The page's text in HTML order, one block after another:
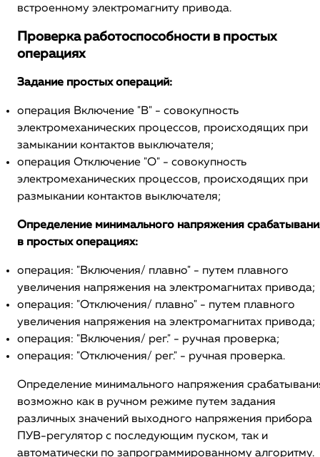
встроенному электромагниту привода.
Проверка работоспособности в простых
операциях
Задание простых операций:
операция Включение "В" - совокупность
электромеханических процессов, происходящих при
замыкании контактов выключателя;
операция Отключение "О" - совокупность
электромеханических процессов, происходящих при
размыкании контактов выключателя;
Определение минимального напряжения
в простых операциях:
операция: "Включения/ плавно" - путем плавного
увеличения напряжения на электромагнитах привода;
операция: "Отключения/ плавно" - путем плавного
увеличения напряжения на электромагнитах привода;
операция: "Включения/ рег." - ручная проверка;
операция: "Отключения/ рег." - ручная проверка.
Определение минимального напряжения
возможно как в ручном режиме путем задания
различных значений выходного напряжения прибора
ПУВ-регулятор с последующим пуском, так и
автоматически по запрограммированному алгоритму.